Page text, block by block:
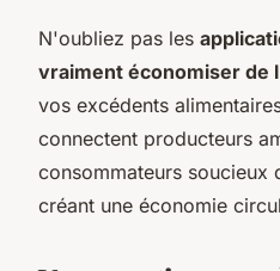
N'oubliez pas les
vraiment économiser de
vos excédents
connectent producteurs
consommateurs soucieux
créant une économie